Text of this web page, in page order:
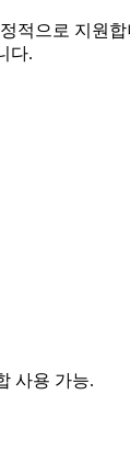
적으로 지원
다.
사용 가능.